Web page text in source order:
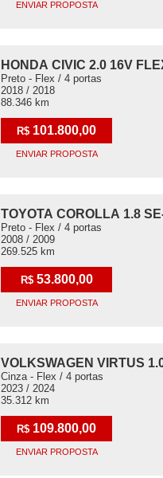
ENVIAR PROPOSTA
HONDA CIVIC 2.0 16V
Preto - Flex / 4 portas
2018 / 2018
88.346 km
R$ 101.800,00
ENVIAR PROPOSTA
TOYOTA COROLLA 1.8
Preto - Flex / 4 portas
2008 / 2009
269.525 km
R$ 53.800,00
ENVIAR PROPOSTA
VOLKSWAGEN VIRTUS
Cinza - Flex / 4 portas
2023 / 2024
35.312 km
R$ 109.800,00
ENVIAR PROPOSTA